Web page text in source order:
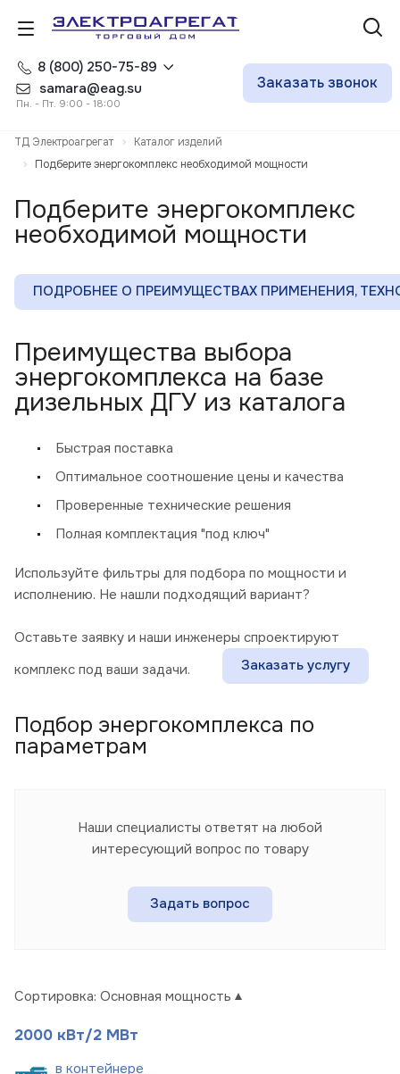
8 (800) 250-75-89
samara@eag.su
Пн. - Пт. 9:00 - 18:00
Заказать звонок
ТД Электроагрегат
Каталог изделий
Подберите энергокомплекс необходимой мощности
Подберите энергокомплекс
необходимой мощности
ПОДРОБНЕЕ О ПРЕИМУЩЕСТВАХ ПРИМЕНЕНИЯ,
Преимущества выбора
энергокомплекса на базе
дизельных ДГУ из каталога
Быстрая поставка
Оптимальное соотношение цены и качества
Проверенные технические решения
Полная комплектация "под ключ"
Используйте фильтры для подбора по мощности и
исполнению. Не нашли подходящий вариант?
Оставьте заявку и наши инженеры спроектируют
комплекс под ваши задачи.
Заказать услугу
Подбор энергокомплекса по
параметрам
Наши специалисты ответят на любой
интересующий вопрос по товару
Задать вопрос
Сортировка: Основная мощность
2000 кВт/2 МВт
в контейнере